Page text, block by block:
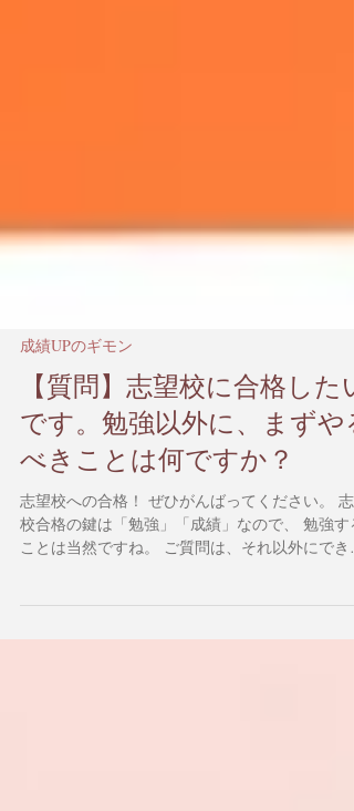
成績UPのギモン
【質問】志望校に合格したい
です。勉強以外に、まずやる
べきことは何ですか？
志望校への合格！ ぜひがんばってください。 志望
校合格の鍵は「勉強」「成績」なので、 勉強する
ことはないか？と言っているので、 とっても意識